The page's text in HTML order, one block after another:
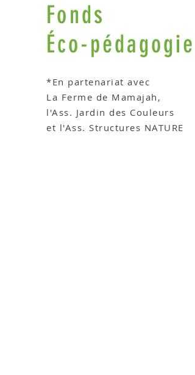
Fonds
Éco-pédagogie
*En partenariat avec
La Ferme de Mamajah,
l'Ass. Jardin des Couleurs
et l'Ass. Structures NATURE